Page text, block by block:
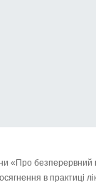
«Про безперервний
в практиці